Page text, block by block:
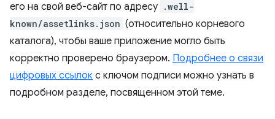
его на свой веб-сайт по адресу .well-
known/assetlinks.json (относительно корневого
каталога), чтобы ваше приложение могло быть
корректно проверено браузером. Подробнее о связи
цифровых ссылок с ключом подписи можно узнать в
подробном разделе, посвященном этой теме.